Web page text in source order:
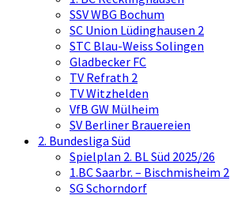
SSV WBG Bochum
SC Union Lüdinghausen 2
STC Blau-Weiss Solingen
Gladbecker FC
TV Refrath 2
TV Witzhelden
VfB GW Mülheim
SV Berliner Brauereien
2. Bundesliga Süd
Spielplan 2. BL Süd 2025/26
1.BC Saarbr. – Bischmisheim 2
SG Schorndorf